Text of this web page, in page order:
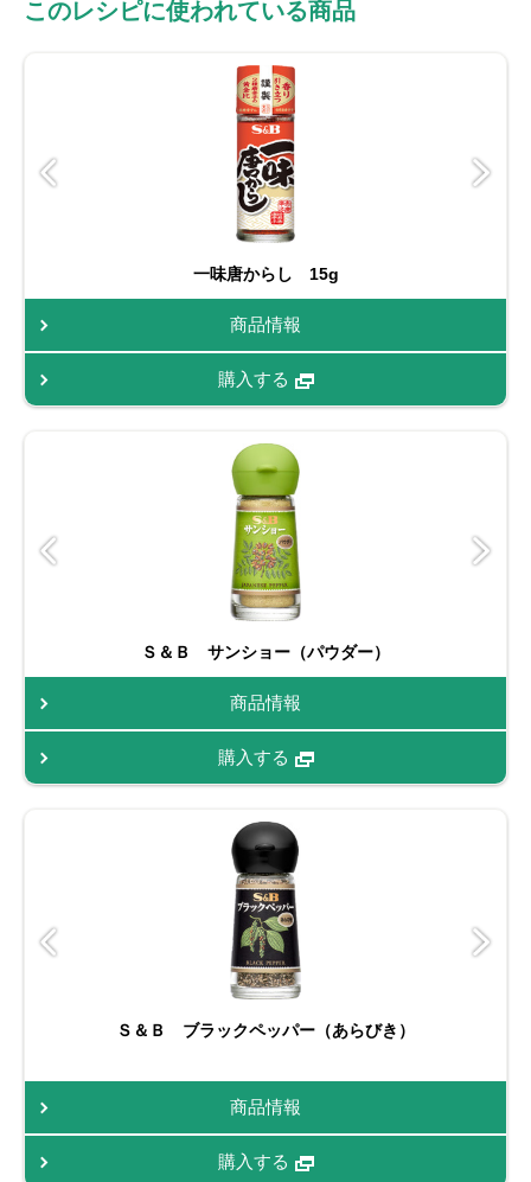
このレシピに使われている商品
一味唐からし 15g
商品情報
購入する
Ｓ＆Ｂ サンショー（パウダー）
商品情報
購入する
Ｓ＆Ｂ ブラックペッパー（あらびき）
商品情報
購入する